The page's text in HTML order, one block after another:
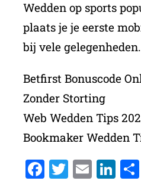
Wedden op sports
plaats je je eerste
bij vele gelegenheden.
Betfirst Bonuscode
Zonder Storting
Web Wedden Tips
Bookmaker Wedden
Facebook
Twitter
Email